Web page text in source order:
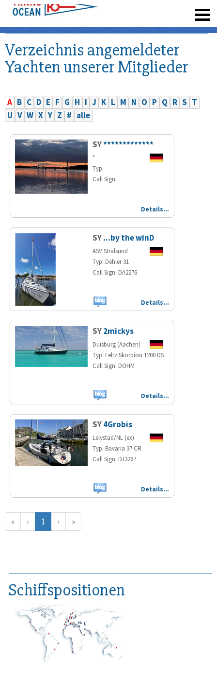
Verzeichnis angemeldeter
Yachten unserer Mitglieder
A B C D E F G H I J K L M N O P Q R S T
U V W X Y Z # alle
SY*************
*
Typ:
Call Sign:
Details…
SY...by the winD
ASV Stralsund
Typ: Dehler 31
Call Sign: DA2276
Details…
SY2mickys
Duisburg (Aachen)
Typ: Feltz Skorpion 1200 DS
Call Sign: DOHM
Details…
SY4Grobis
Lelystad/NL (ex)
Typ: Bavaria 37 CR
Call Sign: DJ3267
Details…
«First‹ Previous
1 › Next
»Last
Schiffspositionen